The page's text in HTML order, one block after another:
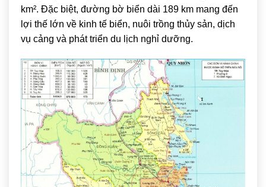
km². Đặc biệt, đường bờ biển dài 189 km mang đến
lợi thế lớn về kinh tế biển, nuôi trồng thủy sản, dịch
vụ cảng và phát triển du lịch nghỉ dưỡng.